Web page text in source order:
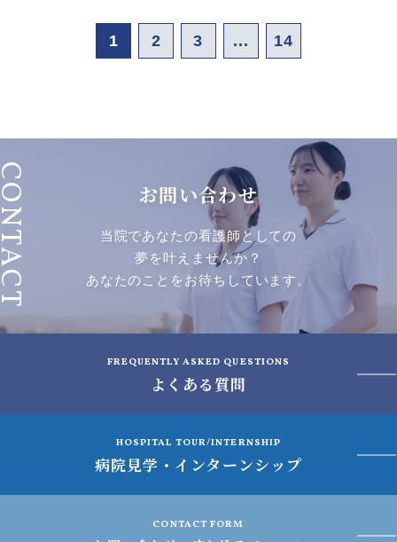
1 2 3 ... 14
お問い合わせ
当院であなたの看護師としての
夢を叶えませんか？
あなたのことをお待ちしています。
FREQUENTLY ASKED QUESTIONS
よくある質問
HOSPITAL TOUR/INTERNSHIP
病院見学・インターンシップ
CONTACT FORM